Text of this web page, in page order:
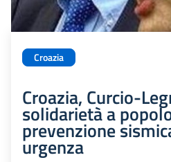
Croazia
Croazia, Curcio-
solidarietà a
prevenzione
urgenza